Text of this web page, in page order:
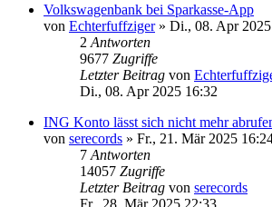
Volkswagenbank bei Sparkasse-App
von Echterfuffziger» Di., 08. Apr
2 Antworten
9677 Zugriffe
Letzter Beitrag von
Di., 08. Apr 2025 16:32
ING Konto lässt sich nicht mehr
von serecords » Fr., 21. Mär 2025
7 Antworten
14057 Zugriffe
Letzter Beitrag von serecords
Fr., 28. Mär 2025 22:33